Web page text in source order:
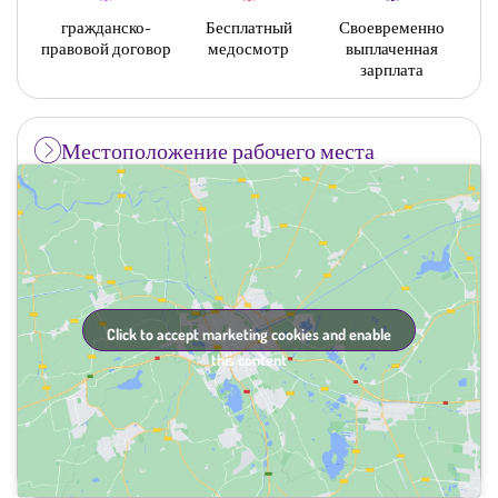
гражданско-
правовой договор
Бесплатный
медосмотр
Своевременно
выплаченная
зарплата
Местоположение рабочего места
Click to accept marketing cookies and enable
this content